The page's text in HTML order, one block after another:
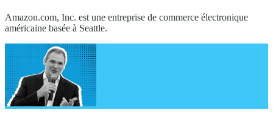
Amazon.com, Inc. est une entreprise de commerce électronique
américaine basée à Seattle.